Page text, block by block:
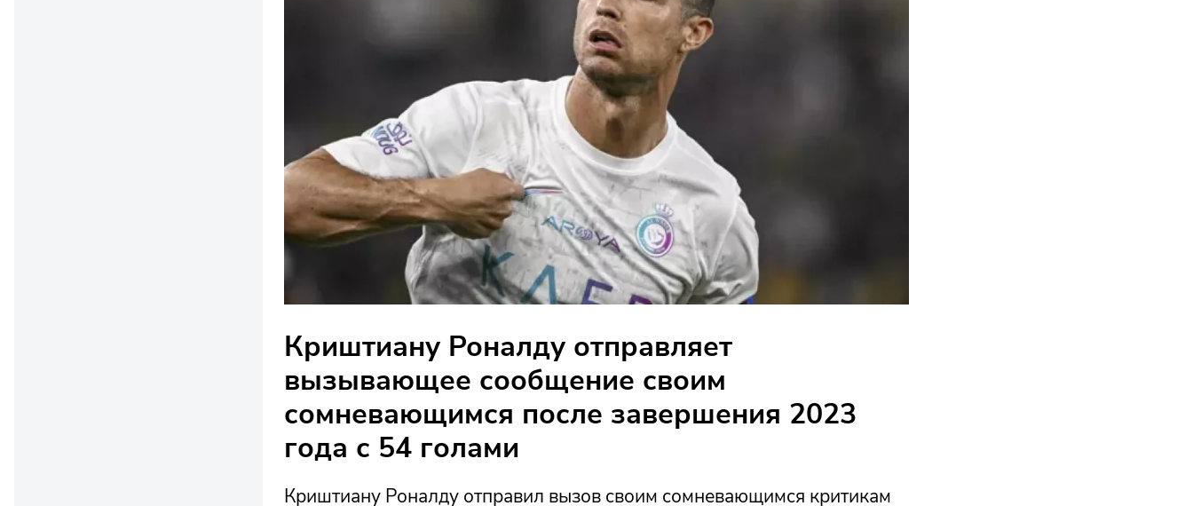
Криштиану Роналду отправляет
вызывающее сообщение своим
сомневающимся после завершения 2023
года с 54 голами
Криштиану Роналду отправил вызов своим сомневающимся критикам